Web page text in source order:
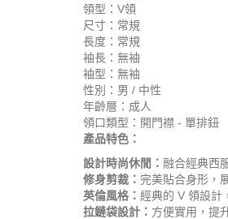
領型：V領
尺寸：常規
長度：常規
袖長：無袖
袖型：無袖
性別：男 / 中性
年齡層：成人
領口類型：開門襟 - 單排鈕
產品特色：
設計時尚休閒： 融合經典西
修身剪裁： 完美貼合身形，
英倫風格： 經典的 V 領設計
拉鏈袋設計： 方便實用，提